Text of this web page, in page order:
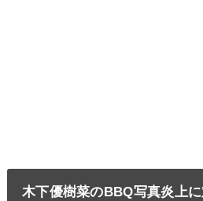
木下優樹菜のBBQ写真炎上